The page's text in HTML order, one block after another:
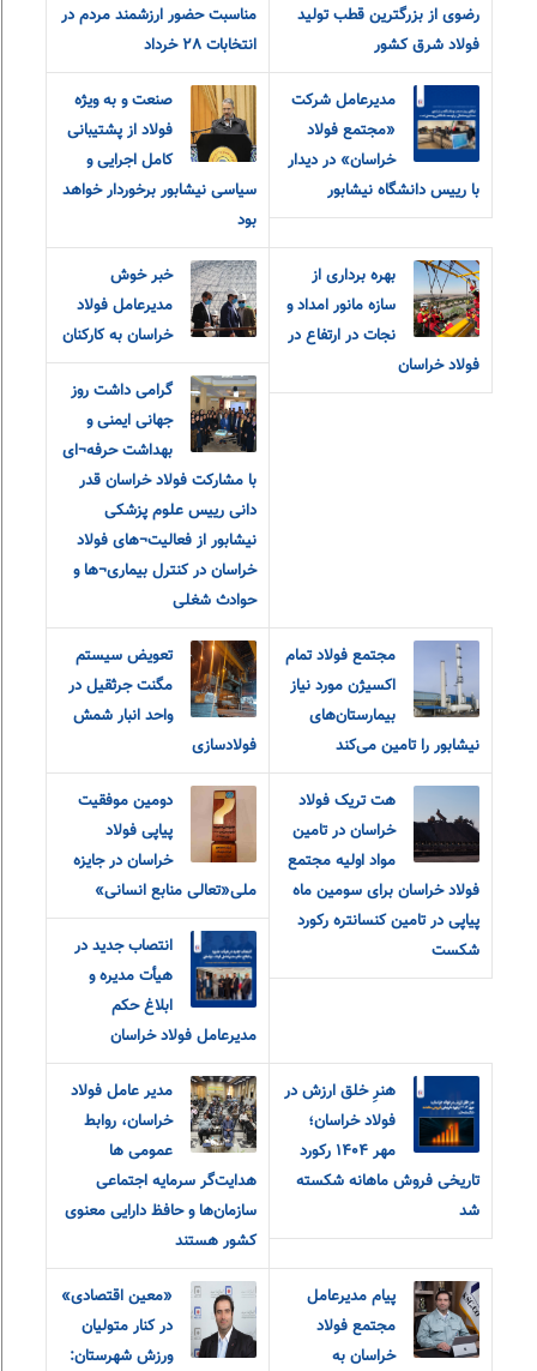
رضوی از بزرگترین قطب تولید
فولاد شرق کشور
مناسبت حضور ارزشمند مردم در
انتخابات ٢٨ خرداد
مدیرعامل شرکت
«مجتمع فولاد
خراسان» در دیدار
با رییس دانشگاه نیشابور
صنعت و به ویژه
فولاد از پشتیبانی
کامل اجرایی و
سیاسی نیشابور برخوردار خواهد
بود
بهره برداری از
سازه مانور امداد و
نجات در ارتفاع در
فولاد خراسان
خبر خوش
مدیرعامل فولاد
خراسان به کارکنان
گرامی داشت روز
جهانی ایمنی و
بهداشت حرفه¬ای
با مشارکت فولاد خراسان قدر
دانی رییس علوم پزشکی
نیشابور از فعالیت¬های فولاد
خراسان در کنترل بیماری¬ها و
حوادث شغلی
مجتمع فولاد تمام
اکسیژن مورد نیاز
بیمارستان‌های
نیشابور را تامین می‌کند
تعویض سیستم
مگنت جرثقیل در
واحد انبار شمش
فولادسازی
هت تریک فولاد
خراسان در تامین
مواد اولیه مجتمع
فولاد خراسان برای سومین ماه
پیاپی در تامین کنسانتره رکورد
شکست
دومین موفقیت
پیاپی فولاد
خراسان در جایزه
ملی«تعالی منابع انسانی»
انتصاب جدید در
هیأت مدیره و
ابلاغ حکم
مدیرعامل فولاد خراسان
هنرِ خلق ارزش در
فولاد خراسان؛
مهر ۱۴۰۴ رکورد
تاریخی فروش ماهانه شکسته
شد
مدیر عامل فولاد
خراسان، روابط
عمومی ها
هدایت‌گر سرمایه اجتماعی
سازمان‌ها و حافظ دارایی معنوی
کشور هستند
پیام مدیرعامل
مجتمع فولاد
خراسان به
«معین اقتصادی»
در کنار متولیان
ورزش شهرستان: